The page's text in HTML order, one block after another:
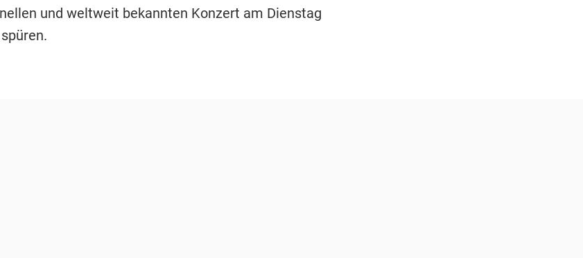
und weltweit bekannten Konzert am Dienstag